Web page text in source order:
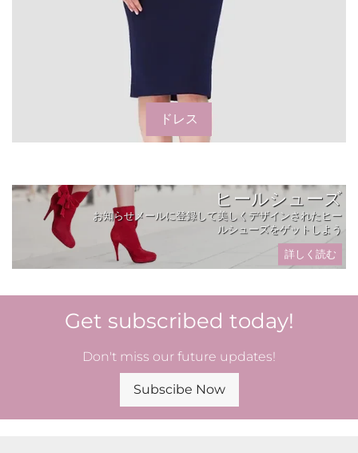
ドレス
ヒールシューズ
お知らせメールに登録して美しくデザインされたヒー
ルシューズをゲットしよう
詳しく読む
Get subscribed today!
Don't miss our future updates!
Subscibe Now